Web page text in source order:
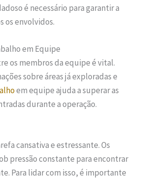
é necessário para garantir a
os envolvidos.
em Equipe
os membros da equipe é vital.
sobre áreas já exploradas e
em equipe ajuda a superar as
durante a operação.
cansativa e estressante. Os
pressão constante para encontrar
Para lidar com isso, é importante